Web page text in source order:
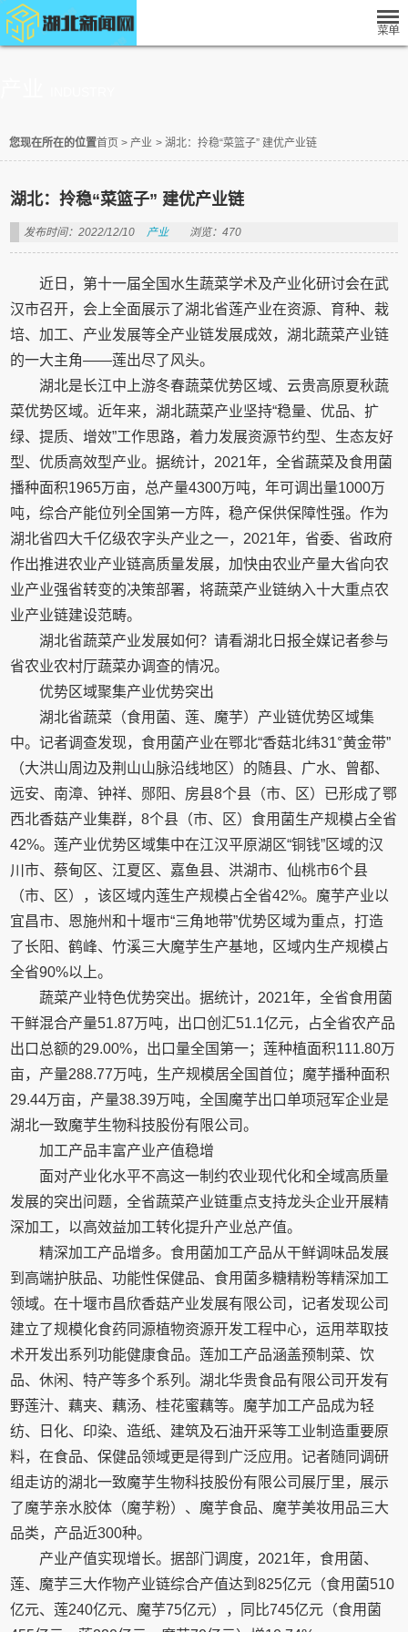
您现在所在的位置首页 > 产业 > 湖北：拎稳“菜篮子” 建优产业链
湖北：拎稳“菜篮子” 建优产业链
发布时间：2022/12/10 产业 浏览：470
近日，第十一届全国水生蔬菜学术及产业化研讨会在武
汉市召开，会上全面展示了湖北省莲产业在资源、育种、栽
培、加工、产业发展等全产业链发展成效，湖北蔬菜产业链
的一大主角——莲出尽了风头。
湖北是长江中上游冬春蔬菜优势区域、云贵高原夏秋蔬
菜优势区域。近年来，湖北蔬菜产业坚持“稳量、优品、扩
绿、提质、增效”工作思路，着力发展资源节约型、生态友好
型、优质高效型产业。据统计，2021年，全省蔬菜及食用菌
播种面积1965万亩，总产量4300万吨，年可调出量1000万
吨，综合产能位列全国第一方阵，稳产保供保障性强。作为
湖北省四大千亿级农字头产业之一，2021年，省委、省政府
作出推进农业产业链高质量发展，加快由农业产量大省向农
业产业强省转变的决策部署，将蔬菜产业链纳入十大重点农
业产业链建设范畴。
湖北省蔬菜产业发展如何？请看湖北日报全媒记者参与
省农业农村厅蔬菜办调查的情况。
优势区域聚集产业优势突出
湖北省蔬菜（食用菌、莲、魔芋）产业链优势区域集
中。记者调查发现，食用菌产业在鄂北“香菇北纬31°黄金带”
（大洪山周边及荆山山脉沿线地区）的随县、广水、曾都、
远安、南漳、钟祥、郧阳、房县8个县（市、区）已形成了鄂
西北香菇产业集群，8个县（市、区）食用菌生产规模占全省
42%。莲产业优势区域集中在江汉平原湖区“铜钱”区域的汉
川市、蔡甸区、江夏区、嘉鱼县、洪湖市、仙桃市6个县
（市、区），该区域内莲生产规模占全省42%。魔芋产业以
宜昌市、恩施州和十堰市“三角地带”优势区域为重点，打造
了长阳、鹤峰、竹溪三大魔芋生产基地，区域内生产规模占
全省90%以上。
蔬菜产业特色优势突出。据统计，2021年，全省食用菌
干鲜混合产量51.87万吨，出口创汇51.1亿元，占全省农产品
出口总额的29.00%，出口量全国第一；莲种植面积111.80万
亩，产量288.77万吨，生产规模居全国首位；魔芋播种面积
29.44万亩，产量38.39万吨，全国魔芋出口单项冠军企业是
湖北一致魔芋生物科技股份有限公司。
加工产品丰富产业产值稳增
面对产业化水平不高这一制约农业现代化和全域高质量
发展的突出问题，全省蔬菜产业链重点支持龙头企业开展精
深加工，以高效益加工转化提升产业总产值。
精深加工产品增多。食用菌加工产品从干鲜调味品发展
到高端护肤品、功能性保健品、食用菌多糖精粉等精深加工
领域。在十堰市昌欣香菇产业发展有限公司，记者发现公司
建立了规模化食药同源植物资源开发工程中心，运用萃取技
术开发出系列功能健康食品。莲加工产品涵盖预制菜、饮
品、休闲、特产等多个系列。湖北华贵食品有限公司开发有
野莲汁、藕夹、藕汤、桂花蜜藕等。魔芋加工产品成为轻
纺、日化、印染、造纸、建筑及石油开采等工业制造重要原
料，在食品、保健品领域更是得到广泛应用。记者随同调研
组走访的湖北一致魔芋生物科技股份有限公司展厅里，展示
了魔芋亲水胶体（魔芋粉）、魔芋食品、魔芋美妆用品三大
品类，产品近300种。
产业产值实现增长。据部门调度，2021年，食用菌、
莲、魔芋三大作物产业链综合产值达到825亿元（食用菌510
亿元、莲240亿元、魔芋75亿元），同比745亿元（食用菌